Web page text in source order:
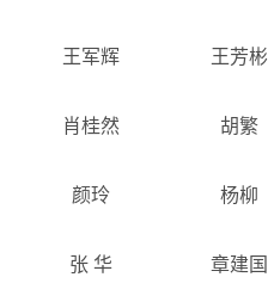
王军辉 王芳彬
肖桂然 胡繁
颜玲 杨柳
张 华 章建国